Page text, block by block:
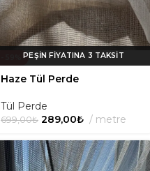
Haze Tül Perde
Tül Perde
699,00₺ 289,00₺ metre